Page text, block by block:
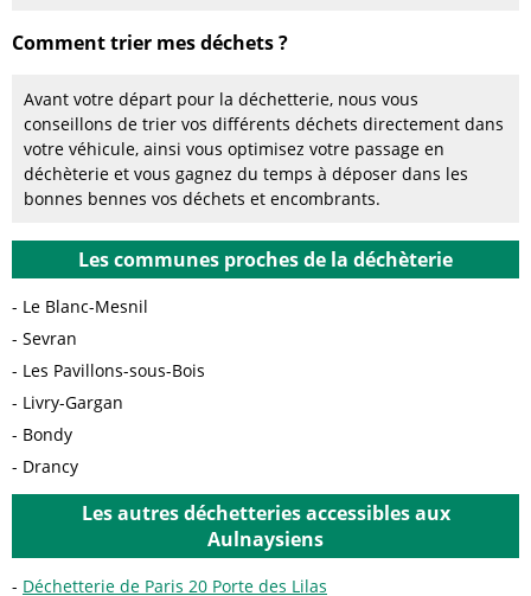
Comment trier mes déchets ?
Avant votre départ pour la déchetterie, nous vous
conseillons de trier vos différents déchets directement dans
votre véhicule, ainsi vous optimisez votre passage en
déchèterie et vous gagnez du temps à déposer dans les
bonnes bennes vos déchets et encombrants.
Les communes proches de la déchèterie
Le Blanc-Mesnil
Sevran
Les Pavillons-sous-Bois
Livry-Gargan
Bondy
Drancy
Les autres déchetteries accessibles aux
Aulnaysiens
Déchetterie de Paris 20 Porte des Lilas